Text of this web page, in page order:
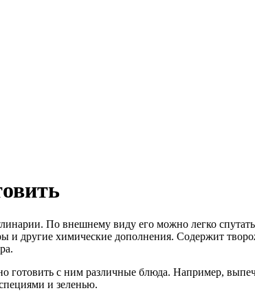
По внешнему виду его можно легко
и другие химические дополнения. Содержит
с ним различные блюда. Например,
и зеленью.